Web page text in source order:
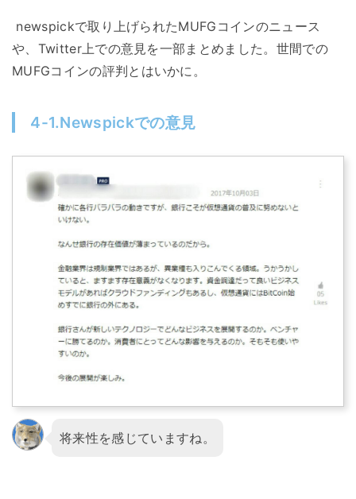
newspickで取り上げられたMUFGコインのニュース
や、Twitter上での意見を一部まとめました。世間での
MUFGコインの評判とはいかに。
4-1.Newspickでの意見
将来性を感じていますね。